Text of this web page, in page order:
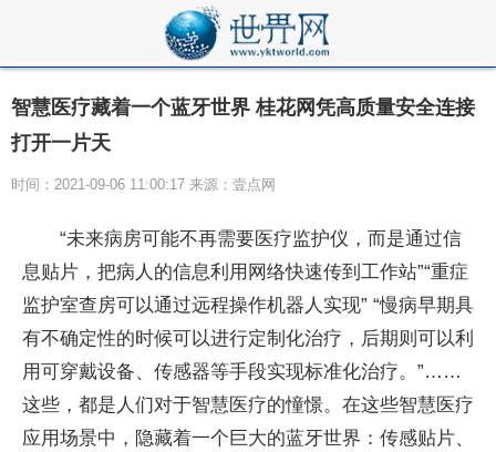
智慧医疗藏着一个蓝牙世界 桂花网凭高质量安全连接
打开一片天
时间：2021-09-06 11:00:17 来源：壹点网
“未来病房可能不再需要医疗监护仪，而是通过信
息贴片，把病人的信息利用网络快速传到工作站”“重症
监护室查房可以通过远程操作机器人实现” “慢病早期具
有不确定性的时候可以进行定制化治疗，后期则可以利
用可穿戴设备、传感器等手段实现标准化治疗。”……
这些，都是人们对于智慧医疗的憧憬。在这些智慧医疗
应用场景中，隐藏着一个巨大的蓝牙世界：传感贴片、